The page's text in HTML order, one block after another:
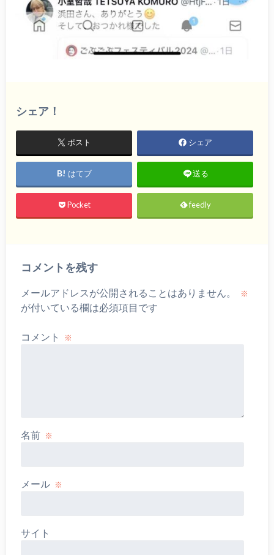
シェア！
ポスト シェア
はてブ 送る
Pocket feedly
コメントを残す
メールアドレスが公開されることはありません。 ※
が付いている欄は必須項目です
コメント ※
名前 ※
メール ※
サイト